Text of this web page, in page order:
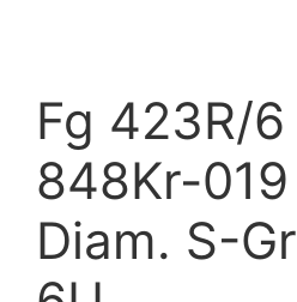
Fg 423R/6
848Kr-019
Diam. S-